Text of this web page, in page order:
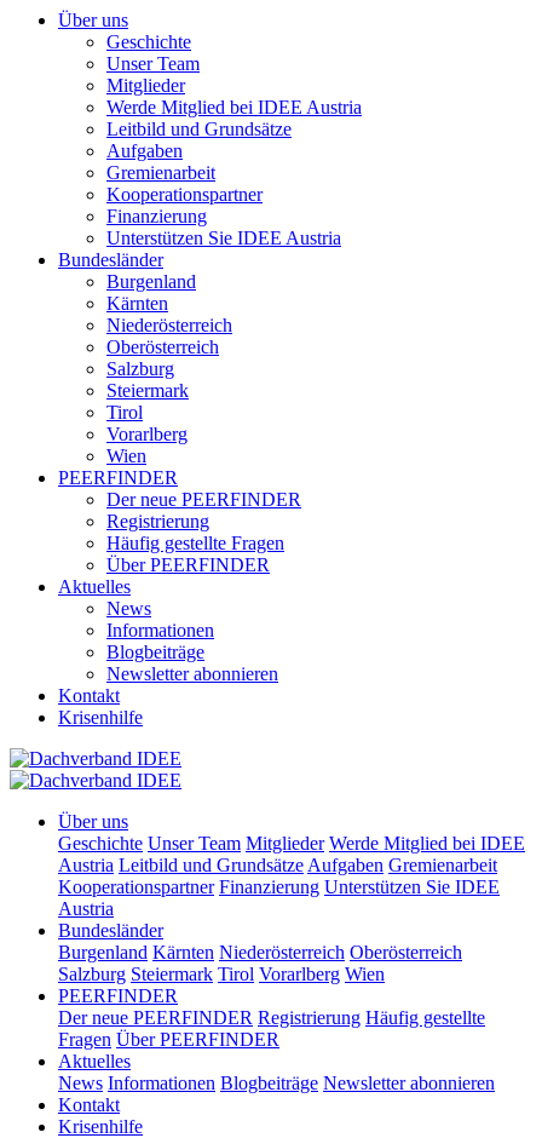
Über uns
Geschichte
Unser Team
Mitglieder
Werde Mitglied bei IDEE Austria
Leitbild und Grundsätze
Aufgaben
Gremienarbeit
Kooperationspartner
Finanzierung
Unterstützen Sie IDEE Austria
Bundesländer
Burgenland
Kärnten
Niederösterreich
Oberösterreich
Salzburg
Steiermark
Tirol
Vorarlberg
Wien
PEERFINDER
Der neue PEERFINDER
Registrierung
Häufig gestellte Fragen
Über PEERFINDER
Aktuelles
News
Informationen
Blogbeiträge
Newsletter abonnieren
Kontakt
Krisenhilfe
Über uns
Geschichte Unser Team Mitglieder Werde Mitglied bei IDEE
Austria Leitbild und Grundsätze Aufgaben Gremienarbeit
Kooperationspartner Finanzierung Unterstützen Sie IDEE
Austria
Bundesländer
Burgenland Kärnten Niederösterreich Oberösterreich
Salzburg Steiermark Tirol Vorarlberg Wien
PEERFINDER
Der neue PEERFINDER Registrierung Häufig gestellte
Fragen Über PEERFINDER
Aktuelles
News Informationen Blogbeiträge Newsletter abonnieren
Kontakt
Krisenhilfe